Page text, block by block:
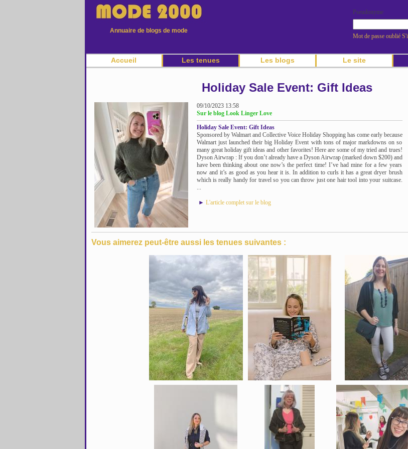
Annuaire de blogs de mode
Pseudonyme
Mot de passe oublié
Accueil Les tenues Les blogs Le site
Holiday Sale Event: Gift Ideas
09/10/2023 13:58
Sur le blog Look Linger Love
Holiday Sale Event: Gift Ideas
Sponsored by Walmart and Collective Voice Holiday Shopping has come early because
Walmart just launched their big Holiday Event with tons of major markdowns on so
many great holiday gift ideas and other favorites! Here are some of my tried and trues!
Dyson Airwrap : If you don’t already have a Dyson Airwrap (marked down $200) and
have been thinking about one now’s the perfect time! I’ve had mine for a few years
now and it’s as good as you hear it is. In addition to curls it has a great dryer brush
which is really handy for travel so you can throw just one hair tool into your suitcase.
...
► L'article complet sur le blog
Vous aimerez peut-être aussi les tenues suivantes :